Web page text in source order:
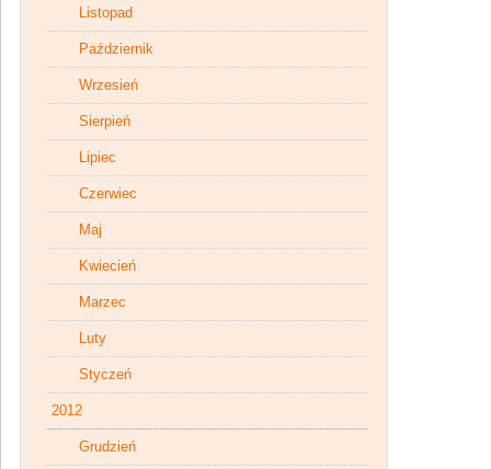
Listopad
Październik
Wrzesień
Sierpień
Lipiec
Czerwiec
Maj
Kwiecień
Marzec
Luty
Styczeń
2012
Grudzień